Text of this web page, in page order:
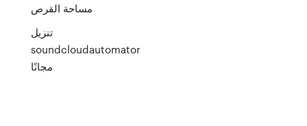
مساحة القرص
تنزيل
soundcloudautomator
مجانًا